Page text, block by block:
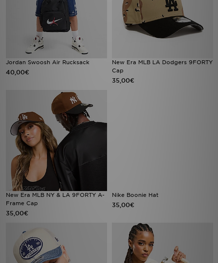
Jordan Swoosh Air Rucksack
40,00€
New Era MLB LA Dodgers 9FORTY
Cap
35,00€
New Era MLB NY & LA 9FORTY A-
Frame Cap
35,00€
Nike Boonie Hat
35,00€